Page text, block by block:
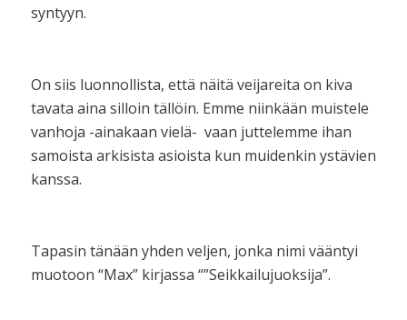
syntyyn.
On siis luonnollista, että näitä veijareita on kiva
tavata aina silloin tällöin. Emme niinkään muistele
vanhoja -ainakaan vielä- vaan juttelemme ihan
samoista arkisista asioista kun muidenkin ystävien
kanssa.
Tapasin tänään yhden veljen, jonka nimi vääntyi
muotoon “Max” kirjassa “”Seikkailujuoksija”.